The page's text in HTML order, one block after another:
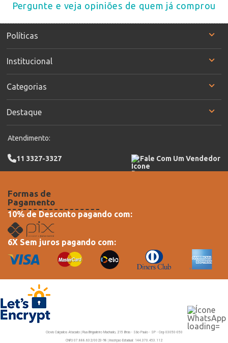
Pergunte e veja opiniões de quem já comprou
Políticas
Institucional
Categorias
Destaque
Atendimento:
11 3327-3327 Fale Com Um Vendedor
Formas de
Pagamento
10% de Desconto pagando com:
6X Sem juros pagando com:
Clovis Calçados Atacado | Rua Brigadeiro Machado, 215 Brás - São Paulo - SP - Cep 03050-050
CNPJ 07.888.632/0023-98 | Inscriçao Estadual: 144.370.453.112